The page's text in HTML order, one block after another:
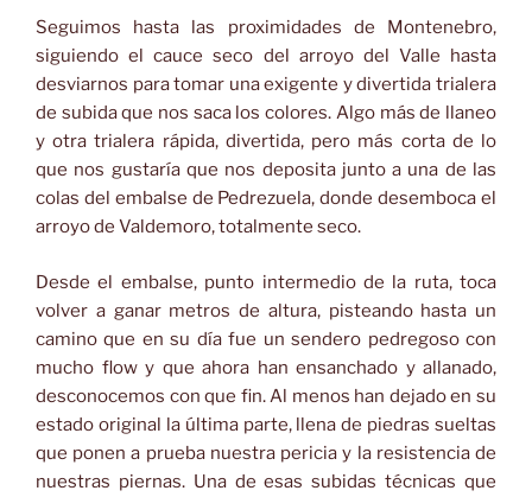
Seguimos hasta las proximidades de Montenebro,
siguiendo el cauce seco del arroyo del Valle hasta
desviarnos para tomar una exigente y divertida trialera
de subida que nos saca los colores. Algo más de llaneo
y otra trialera rápida, divertida, pero más corta de lo
que nos gustaría que nos deposita junto a una de las
colas del embalse de Pedrezuela, donde desemboca el
arroyo de Valdemoro, totalmente seco.
Desde el embalse, punto intermedio de la ruta, toca
volver a ganar metros de altura, pisteando hasta un
camino que en su día fue un sendero pedregoso con
mucho flow y que ahora han ensanchado y allanado,
desconocemos con que fin. Al menos han dejado en su
estado original la última parte, llena de piedras sueltas
que ponen a prueba nuestra pericia y la resistencia de
nuestras piernas. Una de esas subidas técnicas que